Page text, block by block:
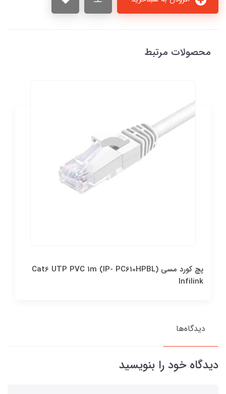
محصولات مرتبط
پچ كورد مسي Cat6 UTP PVC 1m (IP- PC610HPBL)
Infilink
دیدگاه‌ها
دیدگاه خود را بنویسید